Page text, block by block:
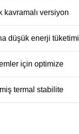
kavramalı versiyon
düşük enerji tüketimi
için optimize
termal stabilite